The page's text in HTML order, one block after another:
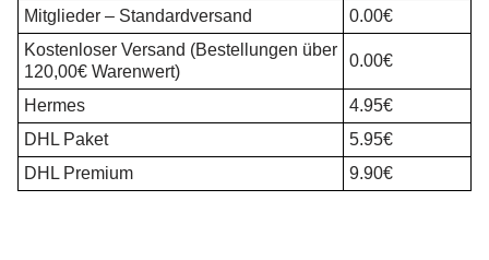
Mitglieder – Standardversand
0.00€
Kostenloser Versand (Bestellungen über
120,00€ Warenwert)
0.00€
Hermes
4.95€
DHL Paket
5.95€
DHL Premium
9.90€